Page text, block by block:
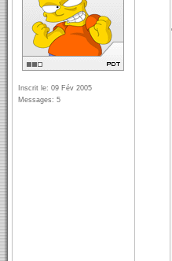
Inscrit le: 09 Fév 2005
Messages: 5